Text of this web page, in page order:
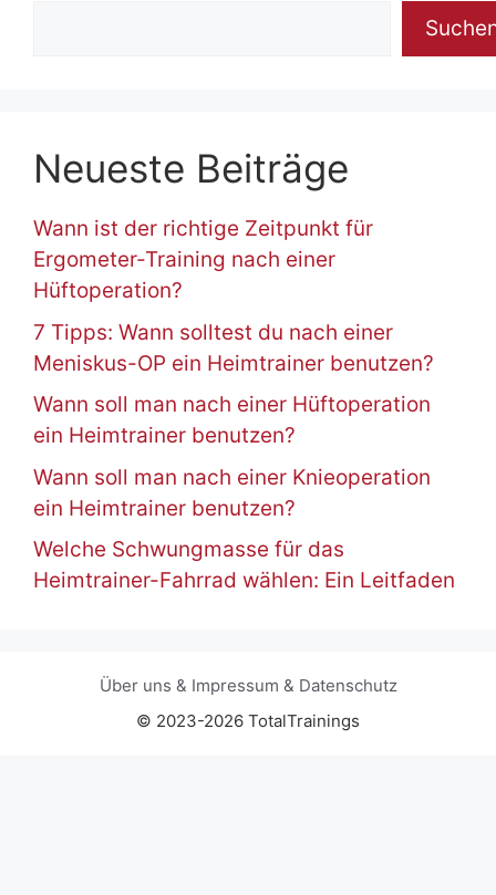
Neueste Beiträge
Wann ist der richtige Zeitpunkt für
Ergometer-Training nach einer
Hüftoperation?
7 Tipps: Wann solltest du nach einer
Meniskus-OP ein Heimtrainer benutzen?
Wann soll man nach einer Hüftoperation
ein Heimtrainer benutzen?
Wann soll man nach einer Knieoperation
ein Heimtrainer benutzen?
Welche Schwungmasse für das
Heimtrainer-Fahrrad wählen: Ein Leitfaden
Über uns & Impressum & Datenschutz
© 2023-2026 TotalTrainings